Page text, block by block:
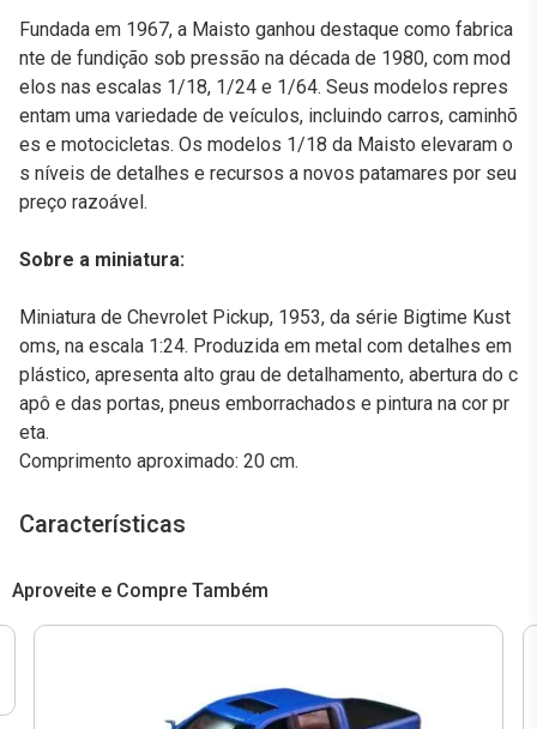
Fundada em 1967, a Maisto ganhou destaque como fabrica
nte de fundição sob pressão na década de 1980, com mod
elos nas escalas 1/18, 1/24 e 1/64. Seus modelos repres
entam uma variedade de veículos, incluindo carros, caminhõ
es e motocicletas. Os modelos 1/18 da Maisto elevaram o
s níveis de detalhes e recursos a novos patamares por seu
preço razoável.
Sobre a miniatura:
Miniatura de Chevrolet Pickup, 1953, da série Bigtime Kust
oms, na escala 1:24. Produzida em metal com detalhes em
plástico, apresenta alto grau de detalhamento, abertura do c
apô e das portas, pneus emborrachados e pintura na cor pr
eta.
Comprimento aproximado: 20 cm.
Características
Aproveite e Compre Também